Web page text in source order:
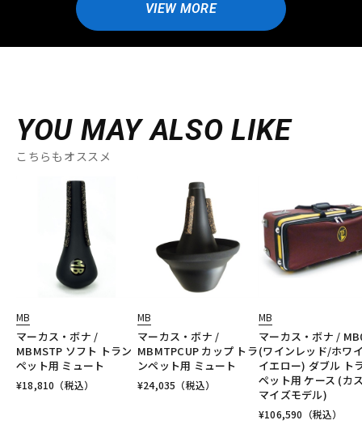
VIEW MORE
YOU MAY ALSO LIKE
こちらもオススメ
MB
マーカス・ボナ /
MBMSTP ソフト トラン
ペット用 ミュート
¥18,810 （税込）
MB
マーカス・ボナ /
MBMTPCUP カップ トラ
ンペット用 ミュート
¥24,035 （税込）
MB
マーカス・ボナ /
(ワインレッド/ホワ
イエロー) ダブル ト
ペット用 ケース (カ
マイズモデル)
¥106,590 （税込）